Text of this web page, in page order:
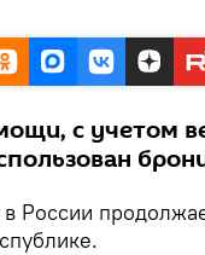
с учетом
России